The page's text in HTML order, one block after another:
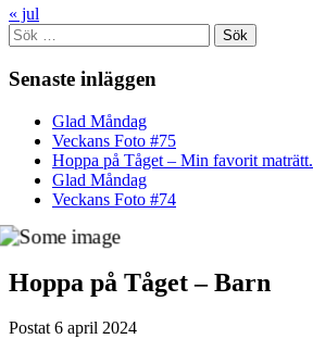
« jul
Sök
efter:
Senaste inläggen
Glad Måndag
Veckans Foto #75
Hoppa på Tåget – Min favorit maträtt.
Glad Måndag
Veckans Foto #74
Hoppa på Tåget – Barn
Postat6 april 2024